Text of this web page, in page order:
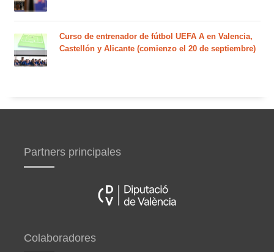
Curso de entrenador de fútbol UEFA A en Valencia,
Castellón y Alicante (comienzo el 20 de septiembre)
Partners principales
Colaboradores